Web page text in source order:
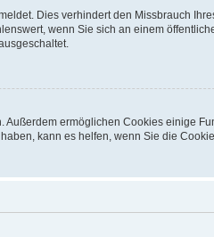
Dies verhindert den Missbrauch
wenn Sie sich an einem
Außerdem ermöglichen Cookies einige
kann es helfen, wenn Sie die